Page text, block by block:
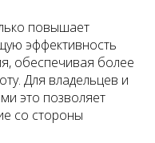
повышает
эффективность
обеспечивая более
Для владельцев и
это позволяет
со стороны